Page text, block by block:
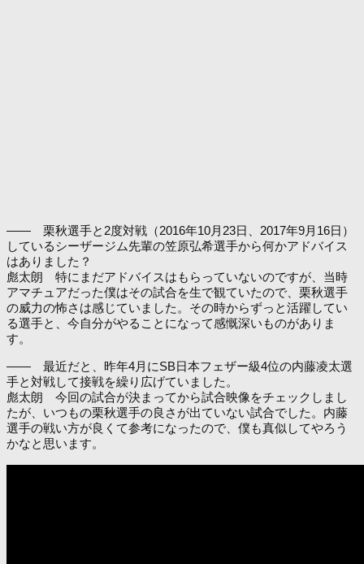
―― 栗秋選手と2度対戦（2016年10月23日、2017年9月16日）
しているシーザージム先輩の笠原弘希選手から何かアドバイス
はありました？
彪太朗 特にまだアドバイスはもらっていないのですが、当時
アマチュアだった僕はその試合を生で観ていたので、栗秋選手
の威力の怖さは感じていました。その時からずっと活躍してい
る選手と、今自分がやることになって感慨深いものがありま
す。
―― 最近だと、昨年4月にSB日本フェザー級4位の内藤凌太選
手と対戦して接戦を繰り広げていました。
彪太朗 今回の試合が決まってから試合映像をチェックしまし
たが、いつもの栗秋選手の良さが出ていない試合でした。内藤
選手の戦い方が良くて参考になったので、僕も真似してやろう
かなと思います。